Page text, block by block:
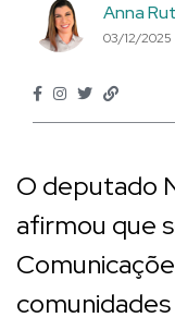
Anna
03/12/2025
O deputado
afirmou que